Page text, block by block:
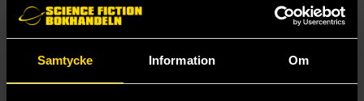
Samtycke Information Om